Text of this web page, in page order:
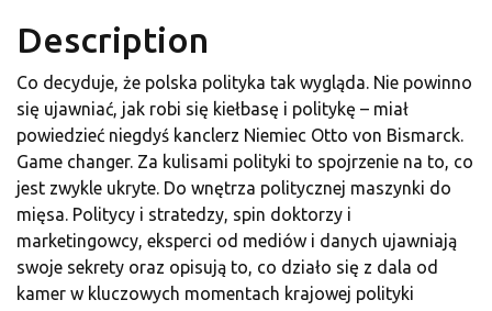
Description
Co decyduje, że polska polityka tak wygląda. Nie powinno
się ujawniać, jak robi się kiełbasę i politykę – miał
powiedzieć niegdyś kanclerz Niemiec Otto von Bismarck.
Game changer. Za kulisami polityki to spojrzenie na to, co
jest zwykle ukryte. Do wnętrza politycznej maszynki do
mięsa. Politycy i stratedzy, spin doktorzy i
marketingowcy, eksperci od mediów i danych ujawniają
swoje sekrety oraz opisują to, co działo się z dala od
kamer w kluczowych momentach krajowej polityki